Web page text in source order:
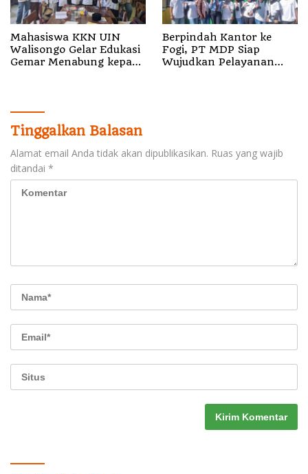
Mahasiswa KKN UIN
Walisongo Gelar Edukasi
Gemar Menabung kepada
Berpindah Kantor ke
Fogi, PT MDP Siap
Wujudkan Pelayanan
Tinggalkan Balasan
Alamat email Anda tidak akan dipublikasikan. Ruas yang wajib
ditandai *